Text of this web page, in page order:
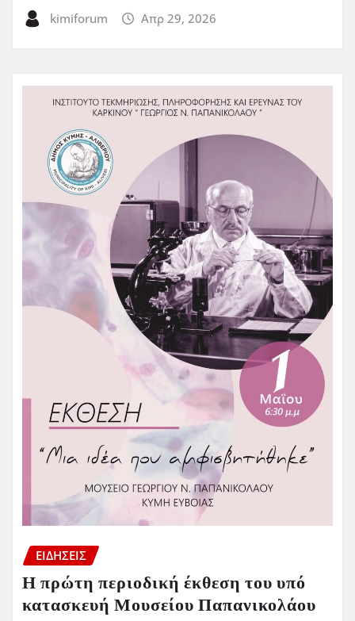
kimiforum Απρ 29, 2026
ΕΙΔΗΣΕΙΣ
Η πρώτη περιοδική έκθεση του υπό
κατασκευή Μουσείου Παπανικολάου